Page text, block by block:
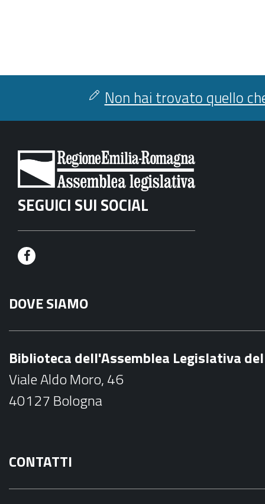
Non hai trovato quello
SEGUICI SUI SOCIAL
F
c
e
o
k
DOVE SIAMO
Biblioteca dell'Assemblea Legislativa
Viale Aldo Moro, 46
40127 Bologna
CONTATTI